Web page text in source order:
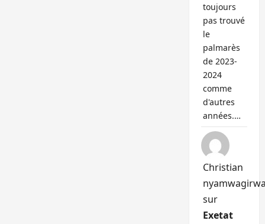
toujours
pas trouvé
le
palmarès
de 2023-
2024
comme
d'autres
années.…
Christian
sur
Exetat